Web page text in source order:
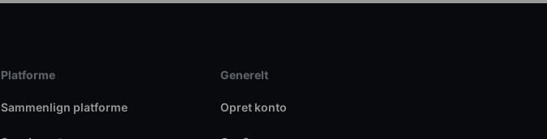
Platforme
Sammenlign platforme
Generelt
Opret konto